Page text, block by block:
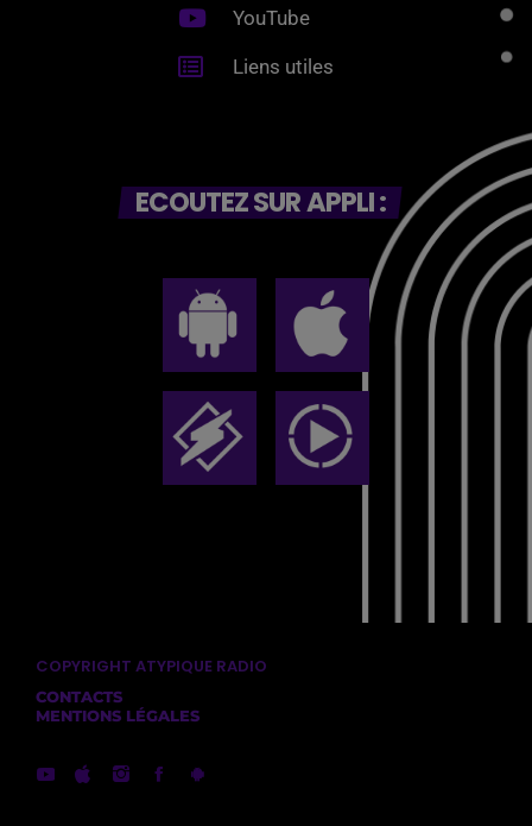
YouTube
Liens utiles
ECOUTEZ SUR APPLI :
COPYRIGHT ATYPIQUE RADIO
CONTACTS
MENTIONS LÉGALES